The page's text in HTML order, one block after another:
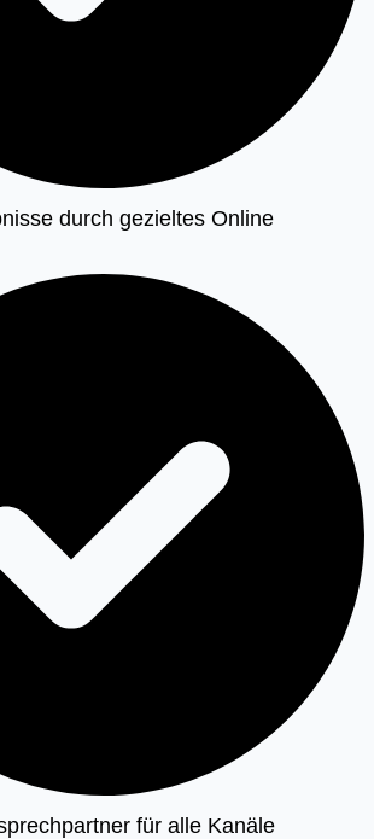
durch gezieltes Online
für alle Kanäle